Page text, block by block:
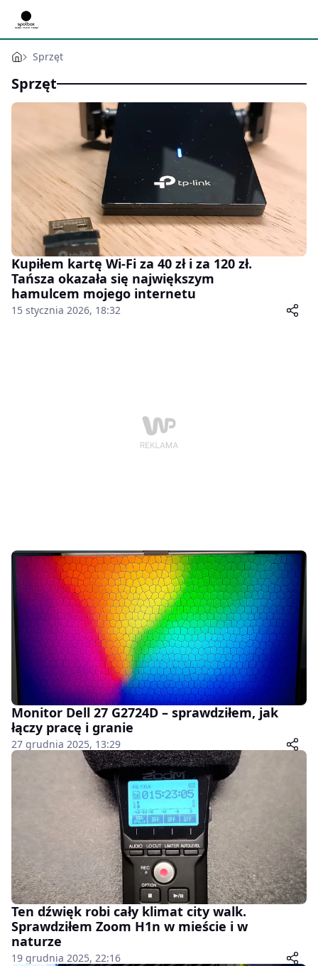
Sprzęt
Sprzęt
Kupiłem kartę Wi-Fi za 40 zł i za 120 zł.
Tańsza okazała się największym
hamulcem mojego internetu
15 stycznia 2026, 18:32
Monitor Dell 27 G2724D – sprawdziłem, jak
łączy pracę i granie
27 grudnia 2025, 13:29
Ten dźwięk robi cały klimat city walk.
Sprawdziłem Zoom H1n w mieście i w
naturze
19 grudnia 2025, 22:16